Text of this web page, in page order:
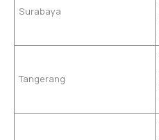
Surabaya
Tangerang